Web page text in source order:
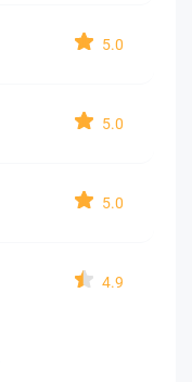
5.0
5.0
5.0
4.9